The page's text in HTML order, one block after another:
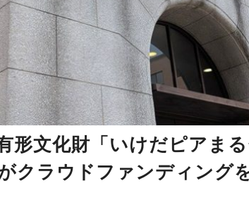
有形文化財「いけだピアま
クラウドファンディング